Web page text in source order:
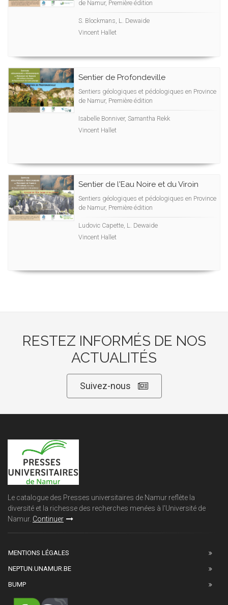
de Namur, Première édition
S. Blockmans, L. Dewaide
Vincent Hallet
Sentier de Profondeville
Sentiers géologiques et pédologiques en Province
de Namur, Première édition
Isabelle Bonniver, Samantha Rekk
Vincent Hallet
Sentier de l'Eau Noire et du Viroin
Sentiers géologiques et pédologiques en Province
de Namur, Première édition
Ludovic Capette, L. Dewaide
Vincent Hallet
RESTEZ INFORMÉS DE NOS
ACTUALITÉS
Suivez-nous
Le catalogue des Presses universitaires de Namur reflète la
diversité et la richesse des recherches menées à l'Université de
Namur. Continuer
MENTIONS LÉGALES
NEPTUN.UNAMUR.BE
BUMP